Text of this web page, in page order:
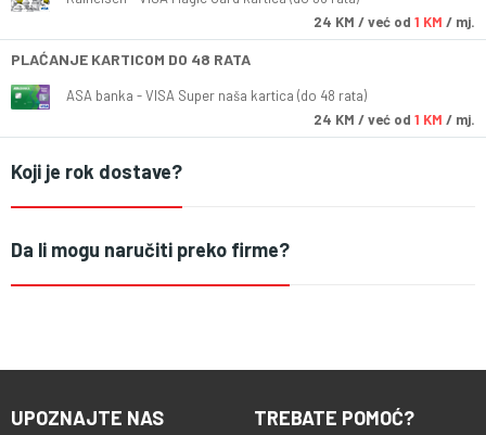
24 KM / već od 1 KM / mj.
PLAĆANJE KARTICOM DO 48 RATA
ASA banka - VISA Super naša kartica (do 48 rata)
24 KM / već od 1 KM / mj.
Koji je rok dostave?
Da li mogu naručiti preko firme?
UPOZNAJTE NAS TREBATE POMOĆ?